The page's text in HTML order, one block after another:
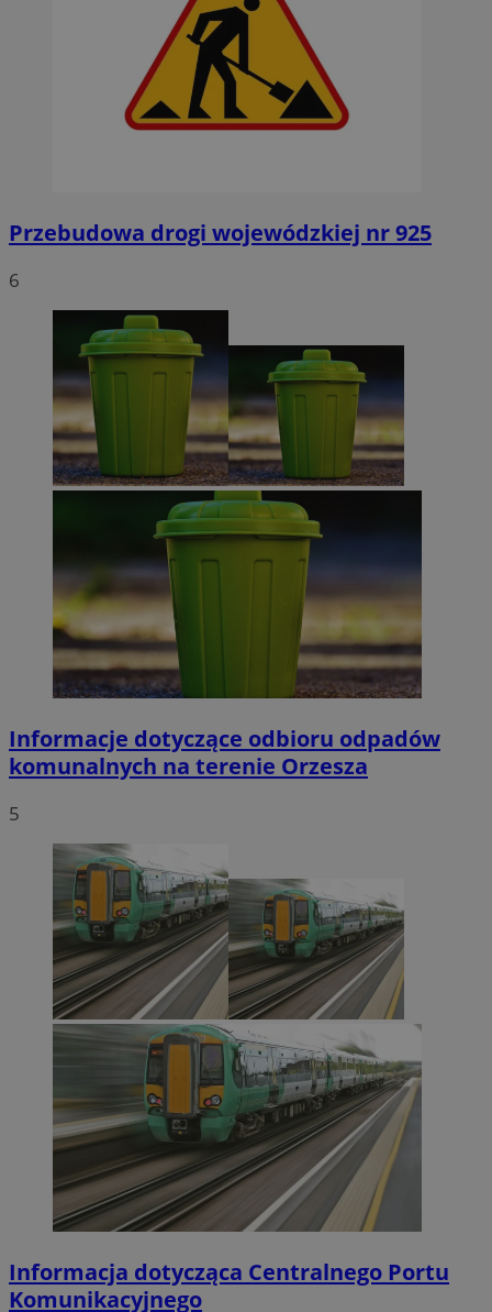
Przebudowa drogi wojewódzkiej nr 925
6
Informacje dotyczące odbioru odpadów
komunalnych na terenie Orzesza
5
Informacja dotycząca Centralnego Portu
Komunikacyjnego